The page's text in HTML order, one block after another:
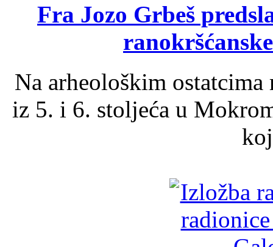
Fra Jozo Grbeš
Na arheološkim
iz 5. i 6. stoljeća u